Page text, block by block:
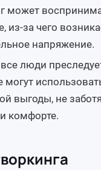
может
из-за чего
напряжение.
люди
могут
выгоды, не
комфорте.